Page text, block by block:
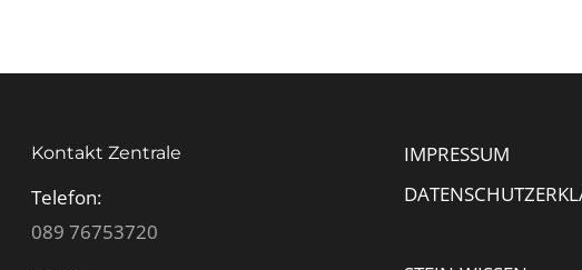
Kontakt Zentrale
Telefon:
089 76753720
IMPRESSUM